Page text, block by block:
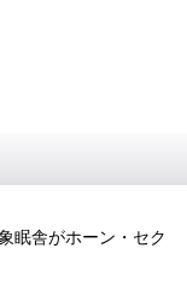
眠舎がホーン・セク